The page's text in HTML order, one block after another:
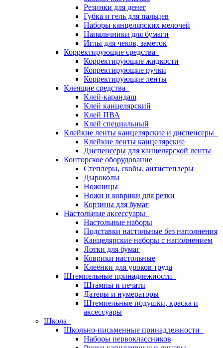
Резинки для денег
Губка и гель для пальцев
Наборы канцелярских мелочей
Напальчники для бумаги
Иглы для чеков, заметок
Корректирующие средства
Корректирующие жидкости
Корректирующие ручки
Корректирующие ленты
Клеящие средства
Клей-карандаш
Клей канцелярский
Клей ПВА
Клей специальный
Клейкие ленты канцелярские и диспенсеры
Клейкие ленты канцелярские
Диспенсеры для канцелярской ленты
Конторское оборудование
Степлеры, скобы, антистеплеры
Дыроколы
Ножницы
Ножи и коврики для резки
Корзины для бумаг
Настольные аксессуары
Настольные наборы
Подставки настольные без наполнения
Канцелярские наборы с наполнением
Лотки для бумаг
Коврики настольные
Клеёнки для уроков труда
Штемпельные принадлежности
Штампы и печати
Датеры и нумераторы
Штемпельные подушки, краска и
аксессуары
Школа
Школьно-письменные принадлежности
Наборы первоклассников